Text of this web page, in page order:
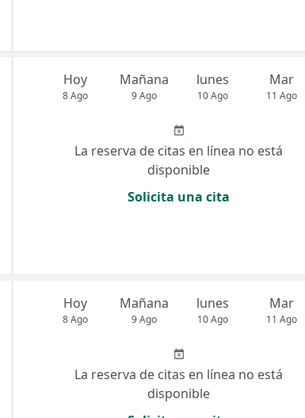
Hoy
8 Ago
Mañana
9 Ago
lunes
10 Ago
Mar
11 Ago
La reserva de citas en línea no está
disponible
Solicita una cita
Hoy
8 Ago
Mañana
9 Ago
lunes
10 Ago
Mar
11 Ago
La reserva de citas en línea no está
disponible